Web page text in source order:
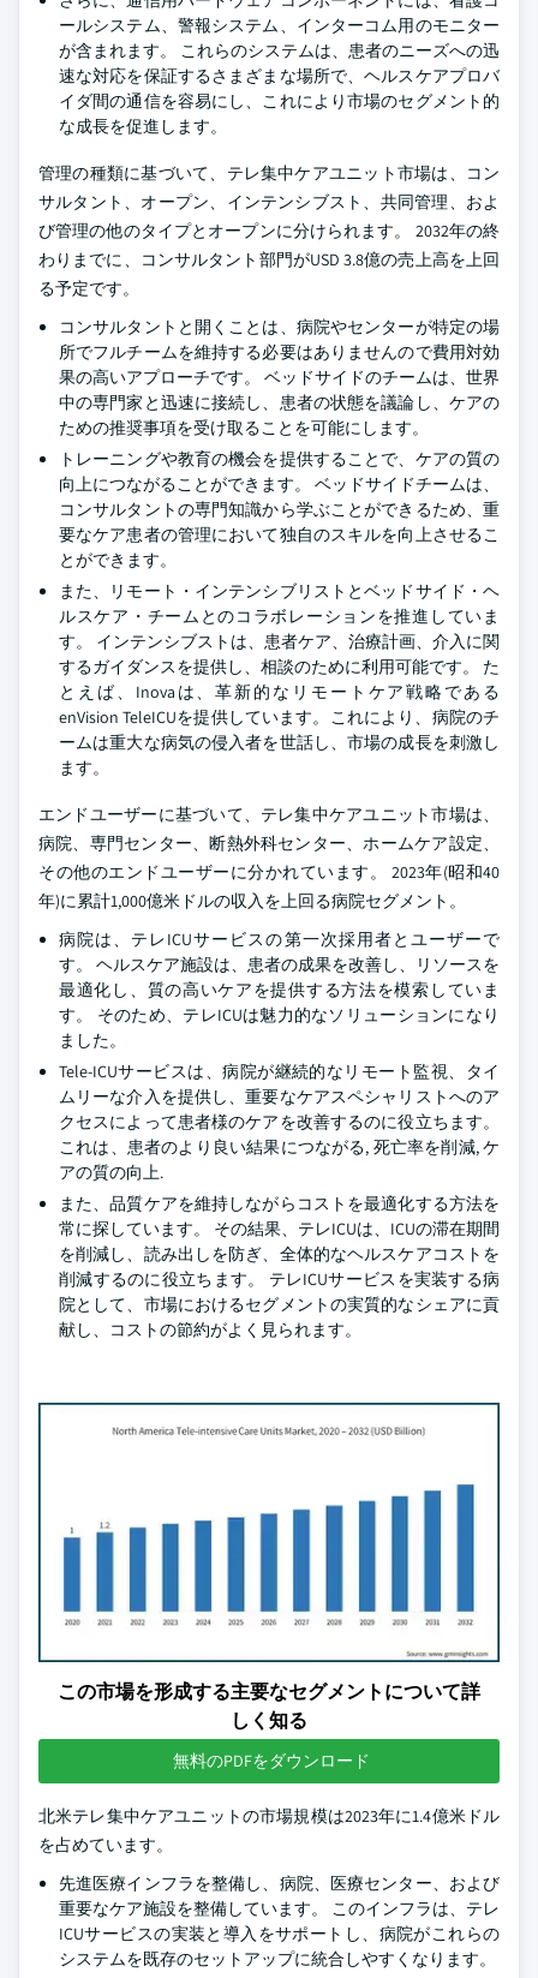
ールシステム、警報システム、インターコム用のモニター
が含まれます。 これらのシステムは、患者のニーズへの迅
速な対応を保証するさまざまな場所で、ヘルスケアプロバ
イダ間の通信を容易にし、これにより市場のセグメント的
な成長を促進します。
管理の種類に基づいて、テレ集中ケアユニット市場は、コン
サルタント、オープン、インテンシブスト、共同管理、およ
び管理の他のタイプとオープンに分けられます。 2032年の終
わりまでに、コンサルタント部門がUSD 3.8億の売上高を上回
る予定です。
コンサルタントと開くことは、病院やセンターが特定の場
所でフルチームを維持する必要はありませんので費用対効
果の高いアプローチです。 ベッドサイドのチームは、世界
中の専門家と迅速に接続し、患者の状態を議論し、ケアの
ための推奨事項を受け取ることを可能にします。
トレーニングや教育の機会を提供することで、ケアの質の
向上につながることができます。 ベッドサイドチームは、
コンサルタントの専門知識から学ぶことができるため、重
要なケア患者の管理において独自のスキルを向上させるこ
とができます。
また、リモート・インテンシブリストとベッドサイド・ヘ
ルスケア・チームとのコラボレーションを推進していま
す。 インテンシブストは、患者ケア、治療計画、介入に関
するガイダンスを提供し、相談のために利用可能です。 た
とえば、Inovaは、革新的なリモートケア戦略である
enVision TeleICUを提供しています。これにより、病院のチ
ームは重大な病気の侵入者を世話し、市場の成長を刺激し
ます。
エンドユーザーに基づいて、テレ集中ケアユニット市場は、
病院、専門センター、断熱外科センター、ホームケア設定、
その他のエンドユーザーに分かれています。 2023年(昭和40
年)に累計1,000億米ドルの収入を上回る病院セグメント。
病院は、テレICUサービスの第一次採用者とユーザーで
す。 ヘルスケア施設は、患者の成果を改善し、リソースを
最適化し、質の高いケアを提供する方法を模索していま
す。 そのため、テレICUは魅力的なソリューションになり
ました。
Tele-ICUサービスは、病院が継続的なリモート監視、タイ
ムリーな介入を提供し、重要なケアスペシャリストへのア
クセスによって患者様のケアを改善するのに役立ちます。
これは、患者のより良い結果につながる, 死亡率を削減, ケ
アの質の向上.
また、品質ケアを維持しながらコストを最適化する方法を
常に探しています。 その結果、テレICUは、ICUの滞在期間
を削減し、読み出しを防ぎ、全体的なヘルスケアコストを
削減するのに役立ちます。 テレICUサービスを実装する病
院として、市場におけるセグメントの実質的なシェアに貢
献し、コストの節約がよく見られます。
この市場を形成する主要なセグメントについて詳
しく知る
無料のPDFをダウンロード
北米テレ集中ケアユニットの市場規模は2023年に1.4億米ドル
を占めています。
先進医療インフラを整備し、病院、医療センター、および
重要なケア施設を整備しています。 このインフラは、テレ
ICUサービスの実装と導入をサポートし、病院がこれらの
システムを既存のセットアップに統合しやすくなります。